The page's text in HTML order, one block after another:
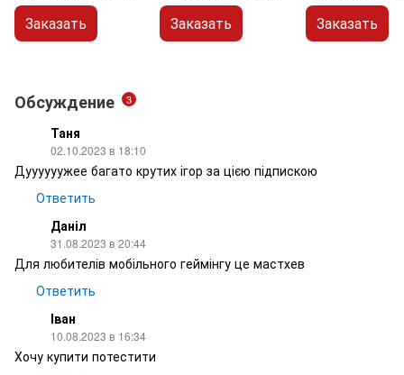
Заказать Заказать Заказать
Обсуждение 3
Таня
02.10.2023 в 18:10
Дуууууужее багато крутих ігор за цією підпискою
Ответить
Даніл
31.08.2023 в 20:44
Для любителів мобільного геймінгу це мастхев
Ответить
Іван
10.08.2023 в 16:34
Хочу купити потестити